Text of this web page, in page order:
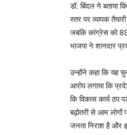
डॉ. बिंदल ने बताया
स्तर पर व्यापक
जबकि कांग्रेस को 89
भाजपा ने शानदार
उन्होंने कहा कि यह
आरोप लगाया कि
कि विकास कार्य ठप
बढ़ोतरी से आम लोगों
जनता निराश है और